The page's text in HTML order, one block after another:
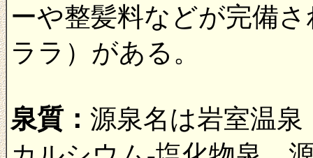
ーや整髪料などが完備
ララ）がある。
泉質： 源泉名は岩室温